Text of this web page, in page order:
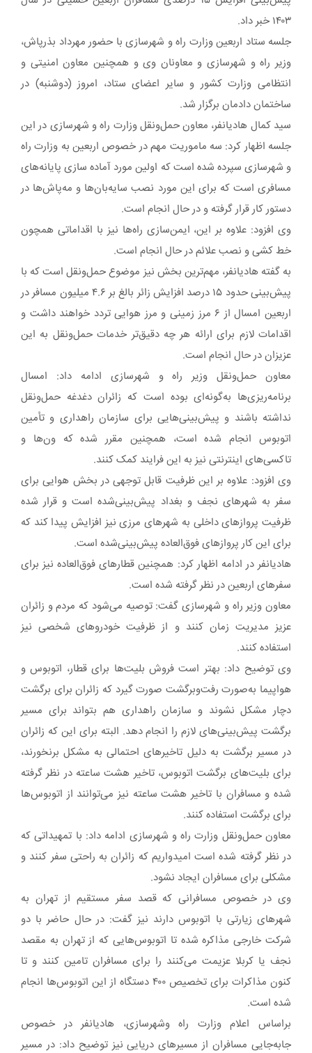
۱۴۰۳ خبر داد.
جلسه ستاد اربعین وزارت راه و شهرسازی با حضور مهرداد بذرپاش،
وزیر راه و شهرسازی و معاونان وی و همچنین معاون امنیتی و
انتظامی وزارت کشور و سایر اعضای ستاد، امروز (دوشنبه) در
ساختمان دادمان برگزار شد.
سید کمال هادیانفر، معاون حمل‌ونقل وزارت راه و شهرسازی در این
جلسه اظهار کرد: سه ماموریت مهم در خصوص اربعین به وزارت راه
و شهرسازی سپرده شده است که اولین مورد آماده سازی پایانه‌های
مسافری است که برای این مورد نصب سایه‌بان‌ها و مه‌پاش‌ها در
دستور کار قرار گرفته و در حال انجام است.
وی افزود: علاوه بر این، ایمن‌سازی راه‌ها نیز با اقداماتی همچون
خط کشی و نصب علائم در حال انجام است.
به گفته هادیانفر، مهم‌ترین بخش نیز موضوع حمل‌ونقل است که با
پیش‌بینی حدود ۱۵ درصد افزایش زائر بالغ بر ۴.۶ میلیون مسافر در
اربعین امسال از ۶ مرز زمینی و مرز هوایی تردد خواهند داشت و
اقدامات لازم برای ارائه هر چه دقیق‌تر خدمات حمل‌ونقل به این
عزیزان در حال انجام است.
معاون حمل‌ونقل وزیر راه و شهرسازی ادامه داد: امسال
برنامه‌ریزی‌ها به‌گونه‌ای بوده است که زائران دغدغه حمل‌ونقل
نداشته باشند و پیش‌بینی‌هایی برای سازمان راهداری و تأمین
اتوبوس انجام شده است، همچنین مقرر شده که ون‌ها و
تاکسی‌های اینترنتی نیز به این فرایند کمک کنند.
وی افزود: علاوه بر این ظرفیت قابل توجهی در بخش هوایی برای
سفر به شهرهای نجف و بغداد پیش‌بینی‌شده است و قرار شده
ظرفیت پروازهای داخلی به شهرهای مرزی نیز افزایش پیدا کند که
برای این کار پروازهای فوق‌العاده پیش‌بینی‌شده است.
هادیانفر در ادامه اظهار کرد: همچنین قطارهای فوق‌العاده نیز برای
سفرهای اربعین در نظر گرفته شده است.
معاون وزیر راه و شهرسازی گفت: توصیه می‌شود که مردم و زائران
عزیز مدیریت زمان کنند و از ظرفیت خودروهای شخصی نیز
استفاده کنند.
وی توضیح داد: بهتر است فروش بلیت‌ها برای قطار، اتوبوس و
هواپیما به‌صورت رفت‌وبرگشت صورت گیرد که زائران برای برگشت
دچار مشکل نشوند و سازمان راهداری هم بتواند برای مسیر
برگشت پیش‌بینی‌های لازم را انجام دهد. البته برای این که زائران
در مسیر برگشت به دلیل تاخیرهای احتمالی به مشکل برنخورند،
برای بلیت‌های برگشت اتوبوس، تاخیر هشت ساعته در نظر گرفته
شده و مسافران با تاخیر هشت ساعته نیز می‌توانند از اتوبوس‌ها
برای برگشت استفاده کنند.
معاون حمل‌ونقل وزارت راه و شهرسازی ادامه داد: با تمهیداتی که
در نظر گرفته شده است امیدواریم که زائران به راحتی سفر کنند و
مشکلی برای مسافران ایجاد نشود.
وی در خصوص مسافرانی که قصد سفر مستقیم از تهران به
شهرهای زیارتی با اتوبوس دارند نیز گفت: در حال حاضر با دو
شرکت خارجی مذاکره شده تا اتوبوس‌هایی که از تهران به مقصد
نجف یا کربلا عزیمت می‌کنند را برای مسافران تامین کنند و تا
کنون مذاکرات برای تخصیص ۴۰۰ دستگاه از این اتوبوس‌ها انجام
شده است.
براساس اعلام وزارت راه وشهرسازی، هادیانفر در خصوص
جابه‌جایی مسافران از مسیرهای دریایی نیز توضیح داد: در مسیر